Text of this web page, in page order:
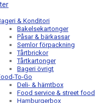
& Konditori
Bakelsekartonger
Påsar & bärkassar
Semlor förpackning
Tårtbrickor
Tårtkartonger
Bageri övrigt
To-Go
Deli- & hämtbox
Food service & street food
Hamburgerbox